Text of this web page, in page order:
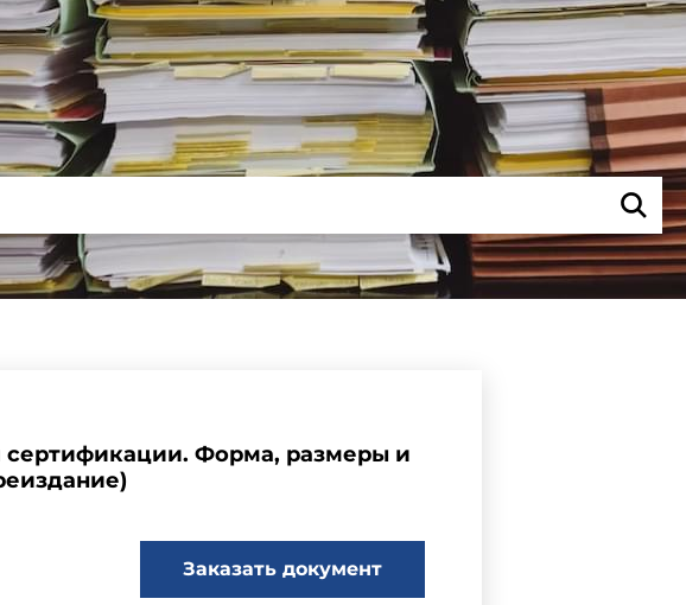
сертификации. Форма, размеры и
Заказать документ